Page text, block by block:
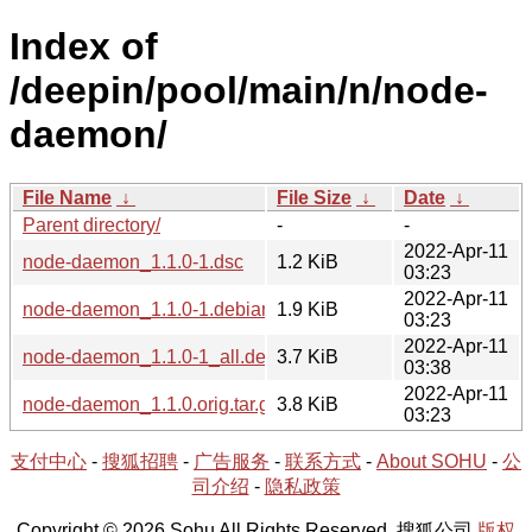
Index of
/deepin/pool/main/n/node-
daemon/
File Name ↓ File Size ↓ Date ↓
Parent directory/
-
-
node-daemon_1.1.0-1.dsc
1.2 KiB
2022-Apr-11
03:23
node-daemon_1.1.0-1.debian.tar.gz
1.9 KiB
2022-Apr-11
03:23
node-daemon_1.1.0-1_all.deb 3.7 KiB
2022-Apr-11
03:38
node-daemon_1.1.0.orig.tar.gz3.8 KiB
2022-Apr-11
03:23
支付中心 - 搜狐招聘 - 广告服务 - 联系方式 - About SOHU - 公
司介绍 - 隐私政策